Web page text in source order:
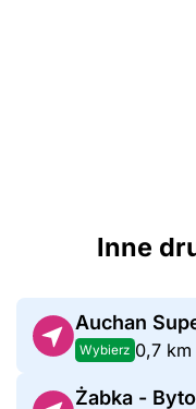
Inne
Auchan
Wybierz 0,7 km
Żabka -